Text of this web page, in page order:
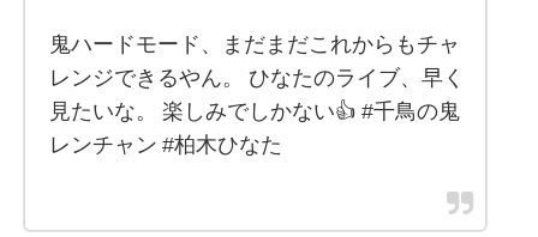
鬼ハードモード、まだまだこれからもチャ
レンジできるやん。 ひなたのライブ、早く
見たいな。 楽しみでしかない👍 #千鳥の鬼
レンチャン #柏木ひなた